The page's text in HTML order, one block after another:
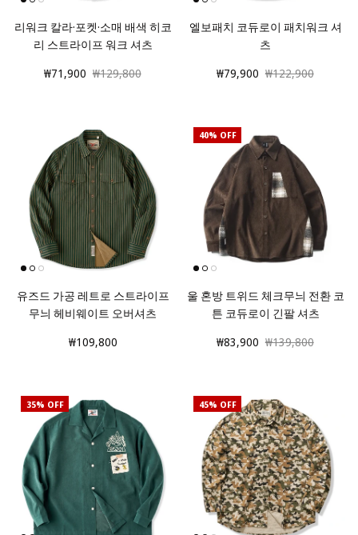
리워크 칼라·포켓·소매 배색 히코
리 스트라이프 워크 셔츠
₩71,900 ₩129,800
엘보패치 코듀로이 패치워크 셔
츠
₩79,900 ₩122,900
유즈드 가공 레트로 스트라이프
무늬 헤비웨이트 오버셔츠
₩109,800
40% OFF
울 혼방 트위드 체크무늬 전환 코
튼 코듀로이 긴팔 셔츠
₩83,900 ₩139,800
35% OFF 45% OFF